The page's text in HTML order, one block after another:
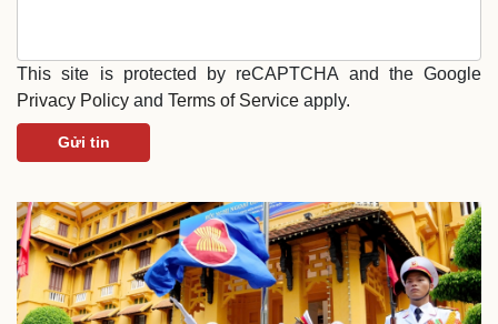
This site is protected by reCAPTCHA and the Google
Privacy Policy and Terms of Service apply.
Gửi tin